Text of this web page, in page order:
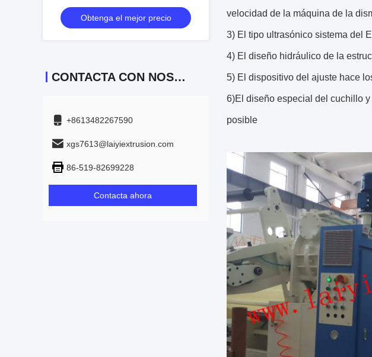
380V
Obtenga el mejor precio
CONTACTA CON NOSOTROS
+8613482267590
xgs7613@laiyiextrusion.com
86-519-82699228
Contacta ahora
velocidad de la máquina de la
3) El tipo ultrasónico sistema del
4) El diseño hidráulico de la
5) El dispositivo del ajuste hace
6)El diseño especial del cuchillo
posible